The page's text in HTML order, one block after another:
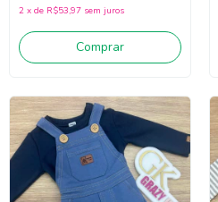
2 x de R$53,97 sem juros
Comprar